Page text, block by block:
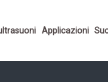
links
Applicazioni